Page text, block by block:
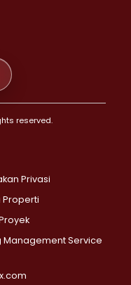
>
reserved.
Privasi
Properti
Management Service